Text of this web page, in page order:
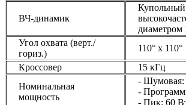
ВЧ-динамик
Купольный
Угол охвата (верт./
гориз.)
110° x 110°
Кроссовер
15 кГц
Номинальная
мощность
- Шумовая:
-
- Пик: 60